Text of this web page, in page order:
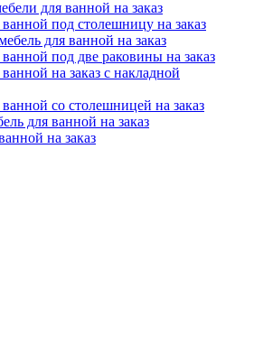
для ванной на заказ
под столешницу на заказ
для ванной на заказ
под две раковины на заказ
на заказ с накладной
со столешницей на заказ
для ванной на заказ
на заказ